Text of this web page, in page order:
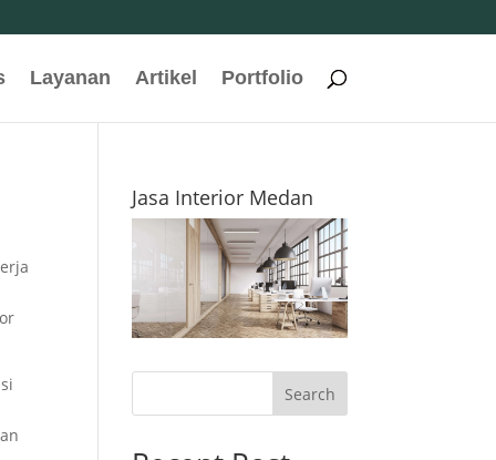
Layanan Artikel Portfolio
Jasa Interior Medan
Search